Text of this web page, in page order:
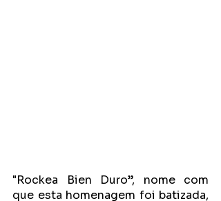
"Rockea Bien Duro”, nome com
que esta homenagem foi batizada,